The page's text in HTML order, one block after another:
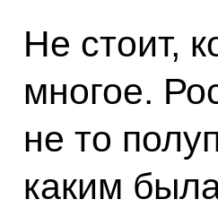
Не стоит,
многое.
не то
каким